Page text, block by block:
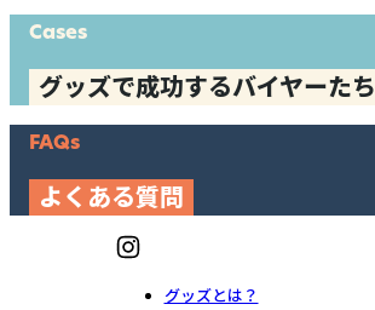
Cases
グッズで成功するバイヤーたち
FAQs
よくある質問
グッズとは？